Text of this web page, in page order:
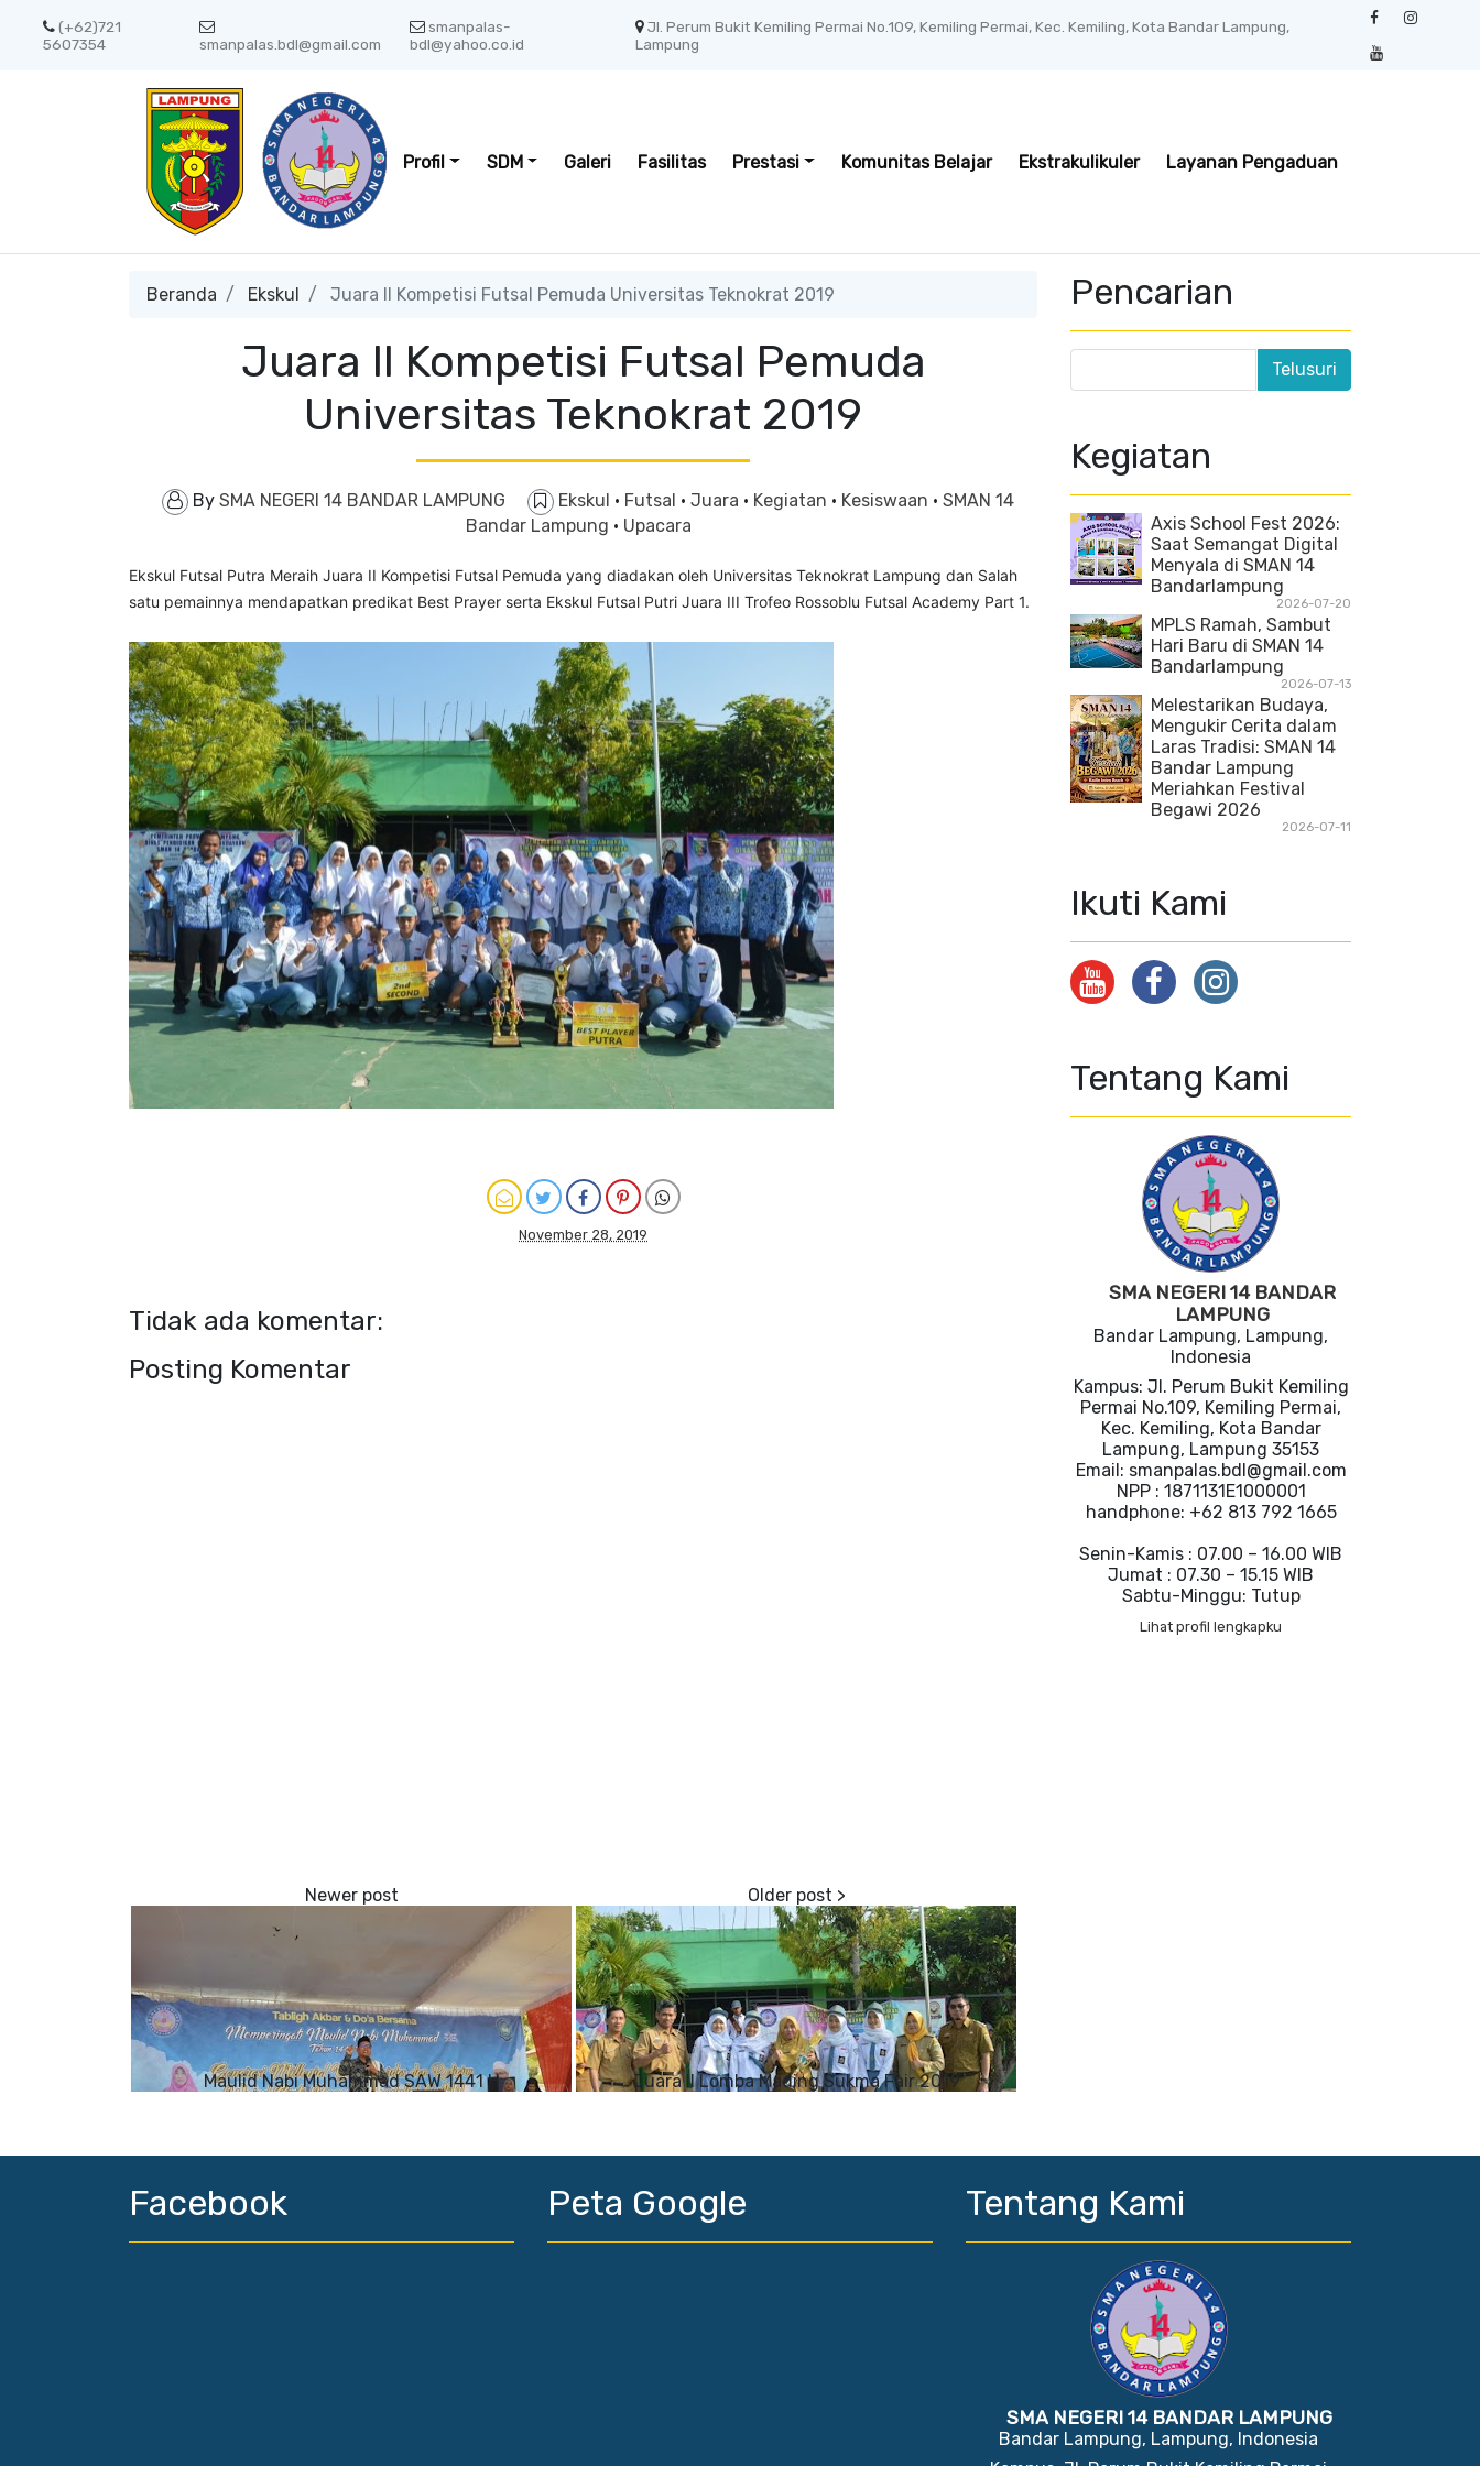
(+62)721
5607354
smanpalas.bdl@gmail.com
smanpalas-
bdl@yahoo.co.id
Jl. Perum Bukit Kemiling Permai No.109, Kemiling Permai, Kec. Kemiling, Kota Bandar Lampung,
Lampung
Profil SDM Galeri Fasilitas Prestasi Komunitas Belajar Ekstrakulikuler Layanan Pengaduan
Beranda Ekskul Juara II Kompetisi Futsal Pemuda Universitas Teknokrat 2019
Juara II Kompetisi Futsal Pemuda
Universitas Teknokrat 2019
By SMA NEGERI 14 BANDAR LAMPUNG Ekskul · Futsal · Juara · Kegiatan · Kesiswaan · SMAN 14
Bandar Lampung · Upacara
Ekskul Futsal Putra Meraih Juara II Kompetisi Futsal Pemuda yang diadakan oleh Universitas Teknokrat Lampung dan Salah
satu pemainnya mendapatkan predikat Best Prayer serta Ekskul Futsal Putri Juara III Trofeo Rossoblu Futsal Academy Part 1.
November 28, 2019
Tidak ada komentar:
Posting Komentar
Maulid Nabi Muhammad SAW 1441 H Juara II Lomba Mading Sukma Fair 2019
Pencarian
Kegiatan
Axis School Fest 2026:
Saat Semangat Digital
Menyala di SMAN 14
Bandarlampung
2026-07-20
MPLS Ramah, Sambut
Hari Baru di SMAN 14
Bandarlampung
2026-07-13
Melestarikan Budaya,
Mengukir Cerita dalam
Laras Tradisi: SMAN 14
Bandar Lampung
Meriahkan Festival
Begawi 2026
2026-07-11
Ikuti Kami
Tentang Kami
SMA NEGERI 14 BANDAR
LAMPUNG
Bandar Lampung, Lampung,
Indonesia
Kampus: Jl. Perum Bukit Kemiling
Permai No.109, Kemiling Permai,
Kec. Kemiling, Kota Bandar
Lampung, Lampung 35153
Email: smanpalas.bdl@gmail.com
NPP : 1871131E1000001
handphone: +62 813 792 1665
Senin-Kamis : 07.00 – 16.00 WIB
Jumat : 07.30 – 15.15 WIB
Sabtu-Minggu: Tutup
Lihat profil lengkapku
Facebook Peta Google Tentang Kami
SMA NEGERI 14 BANDAR LAMPUNG
Bandar Lampung, Lampung, Indonesia